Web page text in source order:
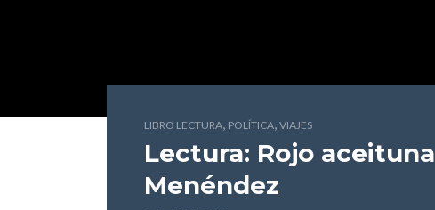
LIBRO LECTURA, POLÍTICA, VIAJES
Lectura: Rojo aceituna
Menéndez